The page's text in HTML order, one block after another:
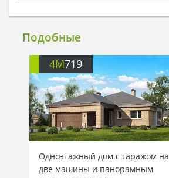
Подобные
4M719
Одноэтажный дом с гаражом на
две машины и панорамным